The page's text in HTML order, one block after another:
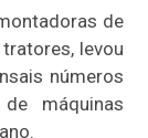
de
levou
números
máquinas